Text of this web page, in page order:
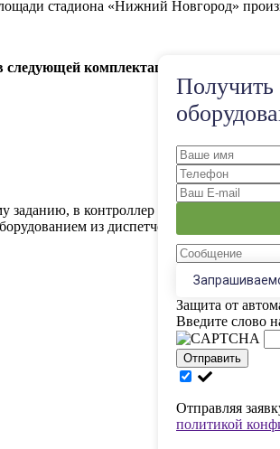
стадиона «Нижний Новгород»
следующей комплектации:
в контроллер прописано
из диспетчерского пункта.
Получить
Защита от
Введите слово
Отправить
Отправляя
политикой